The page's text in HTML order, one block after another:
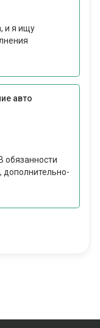
и я ищу
авто
обязанности
дополнительно-